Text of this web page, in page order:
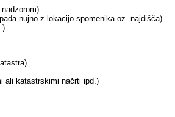
nujno z lokacijo spomenika oz. najdišča)
ali katastrskimi načrti ipd.)